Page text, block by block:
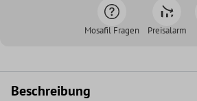
Mosafil Fragen Preisalarm
Beschreibung